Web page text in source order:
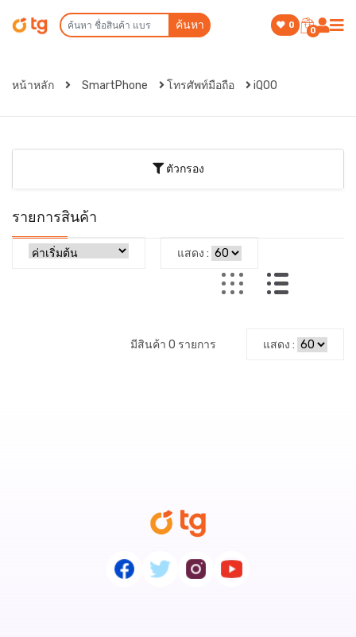
ค้นหา 0
0
หน้าหลัก SmartPhone โทรศัพท์มือถือ iQOO
ตัวกรอง
รายการสินค้า
แสดง :
มีสินค้า 0 รายการ แสดง :